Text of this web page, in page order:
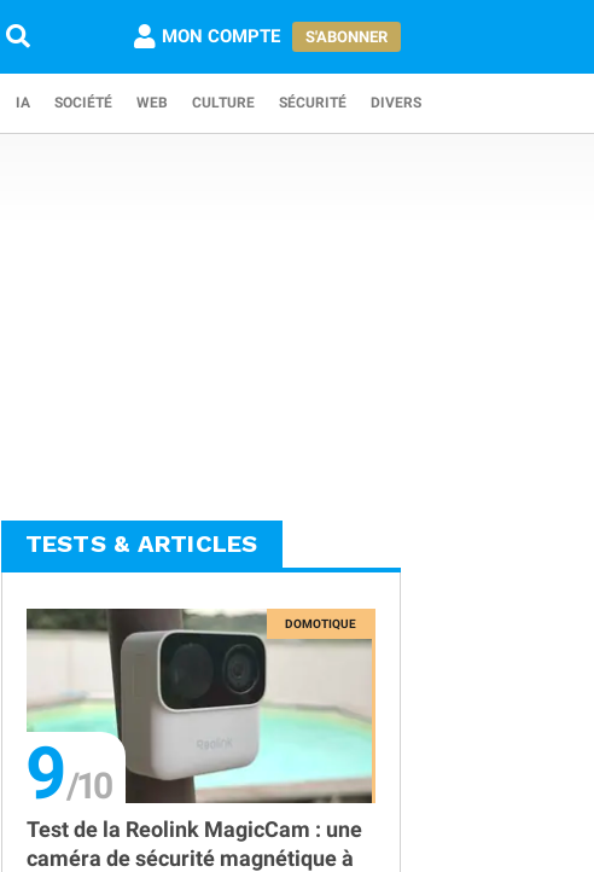
MON COMPTE S'ABONNER
IA SOCIÉTÉ WEB CULTURE SÉCURITÉ DIVERS
TESTS & ARTICLES
9
Test de la Reolink MagicCam : une
caméra de sécurité magnétique à